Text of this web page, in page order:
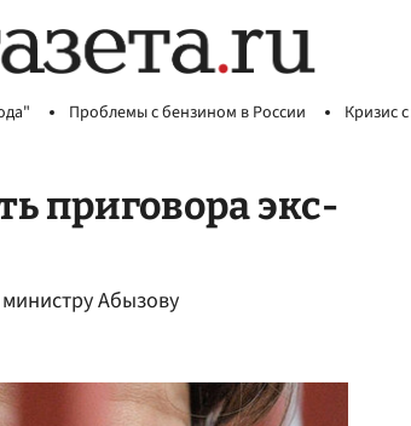
Проблемы с бензином в России Кризис
приговора экс-
Абызову